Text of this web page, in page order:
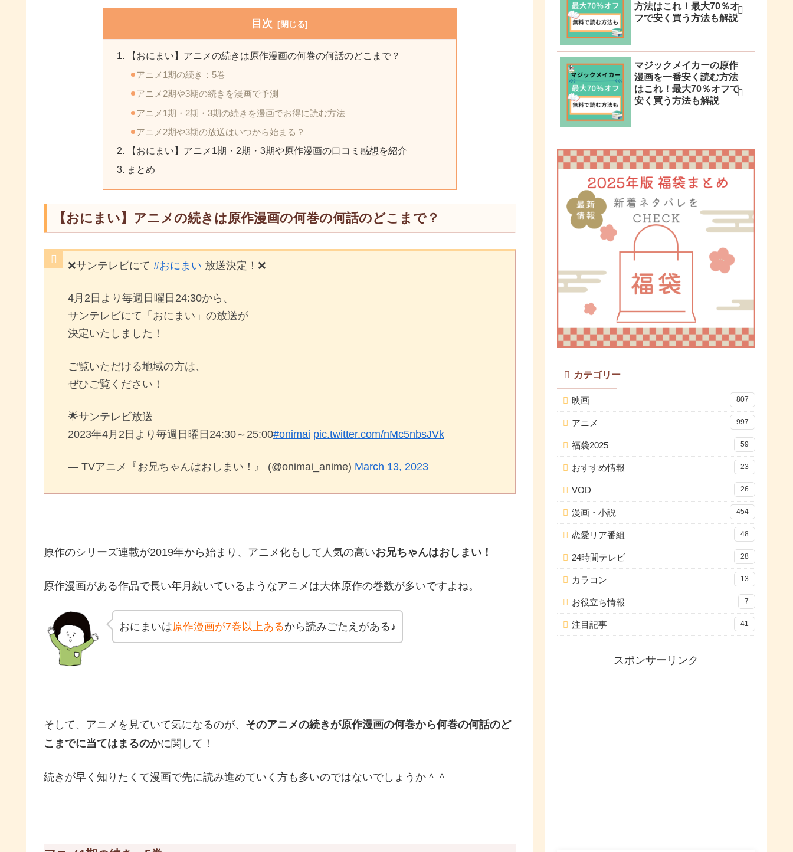
目次
【おにまい】アニメの続きは原作漫画の何巻の何話のどこまで？
アニメ1期の続き：5巻
アニメ2期や3期の続きを漫画で予測
アニメ1期・2期・3期の続きを漫画でお得に読む方法
アニメ2期や3期の放送はいつから始まる？
【おにまい】アニメ1期・2期・3期や原作漫画の口コミ感想を紹介
まとめ
【おにまい】アニメの続きは原作漫画の何巻の何話のどこまで？
❌サンテレビにて #おにまい 放送決定！❌
4月2日より毎週日曜日24:30から、
サンテレビにて「おにまい」の放送が
決定いたしました！
ご覧いただける地域の方は、
ぜひご覧ください！
🌟サンテレビ放送
2023年4月2日より毎週日曜日24:30～25:00#onimai pic.twitter.com/nMc5nbsJVk
— TVアニメ『お兄ちゃんはおしまい！』 (@onimai_anime) March 13, 2023
原作のシリーズ連載が2019年から始まり、アニメ化もして人気の高いお兄ちゃんはおしまい！
原作漫画がある作品で長い年月続いているようなアニメは大体原作の巻数が多いですよね。
おにまいは原作漫画が7巻以上あるから読みごたえがある♪
そして、アニメを見ていて気になるのが、 そのアニメの続きが原作漫画の何巻から何巻の何話のど
こまでに当てはまるのかに関して！
続きが早く知りたくて漫画で先に読み進めていく方も多いのではないでしょうか＾＾
方法はこれ！最大70％オ
フで安く買う方法も解説
マジックメイカーの原作
漫画を一番安く読む方法
はこれ！最大70％オフで
安く買う方法も解説
カテゴリー
映画 807
アニメ 997
福袋2025 59
おすすめ情報 23
VOD 26
漫画・小説 454
恋愛リア番組 48
24時間テレビ 28
カラコン 13
お役立ち情報 7
注目記事 41
スポンサーリンク